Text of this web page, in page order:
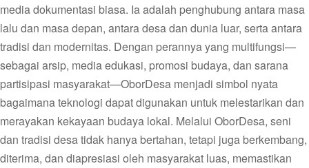
media dokumentasi biasa. Ia adalah penghubung antara masa
lalu dan masa depan, antara desa dan dunia luar, serta antara
tradisi dan modernitas. Dengan perannya yang multifungsi—
sebagai arsip, media edukasi, promosi budaya, dan sarana
partisipasi masyarakat—OborDesa menjadi simbol nyata
bagaimana teknologi dapat digunakan untuk melestarikan dan
merayakan kekayaan budaya lokal. Melalui OborDesa, seni
dan tradisi desa tidak hanya bertahan, tetapi juga berkembang,
diterima, dan diapresiasi oleh masyarakat luas, memastikan